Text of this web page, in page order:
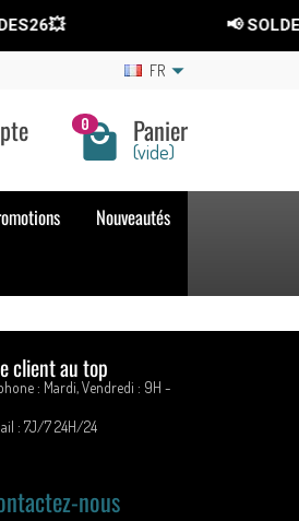
📢
FR
0 Panier
(vide)
Nouveautés
client au top
: Mardi, Vendredi : 9H -
: 7J/7 24H/24
nous